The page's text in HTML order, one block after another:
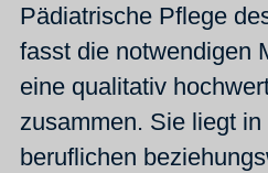
Pädiatrische Pflege
fasst die notwendigen
eine qualitativ
zusammen. Sie liegt
beruflichen